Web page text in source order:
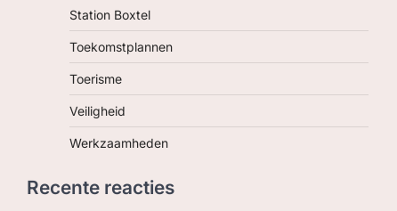
Station Boxtel
Toekomstplannen
Toerisme
Veiligheid
Werkzaamheden
Recente reacties